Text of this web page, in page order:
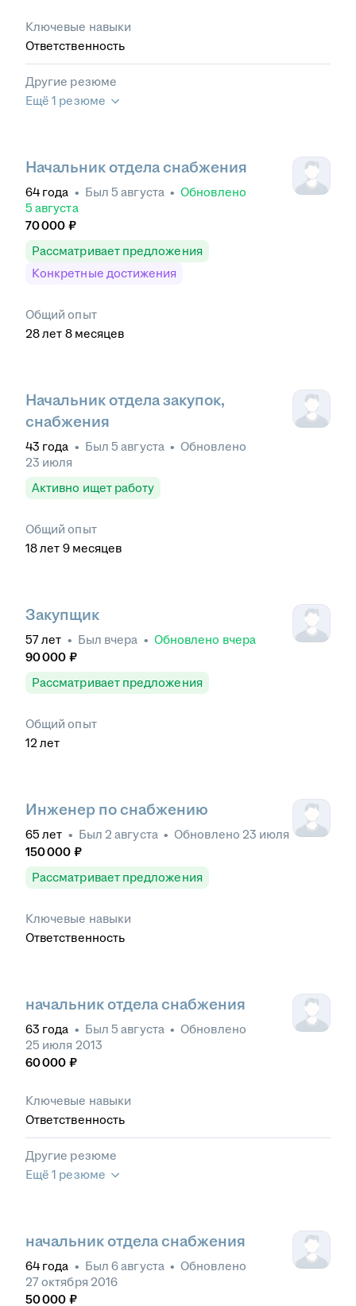
Ключевые навыки
Ответственность
Другие резюме
Ещё 1 резюме
Начальник отдела снабжения
64 года • Был 5 августа • Обновлено
5 августа
70 000 ₽
Рассматривает предложения
Конкретные достижения
Общий опыт
28лет 8 месяцев
Начальник отдела закупок,
снабжения
43 года • Был 5 августа • Обновлено
23 июля
Активно ищет работу
Общий опыт
18лет 9 месяцев
Закупщик
57лет • Был вчера • Обновлено вчера
90 000 ₽
Рассматривает предложения
Общий опыт
12 лет
Инженер по снабжению
65 лет • Был 2 августа • Обновлено 23 июля
150 000 ₽
Рассматривает предложения
Ключевые навыки
Ответственность
начальник отдела снабжения
63 года • Был 5 августа • Обновлено
25 июля 2013
60 000 ₽
Ключевые навыки
Ответственность
Другие резюме
Ещё 1 резюме
начальник отдела снабжения
64 года • Был 6 августа • Обновлено
27 октября 2016
50 000 ₽